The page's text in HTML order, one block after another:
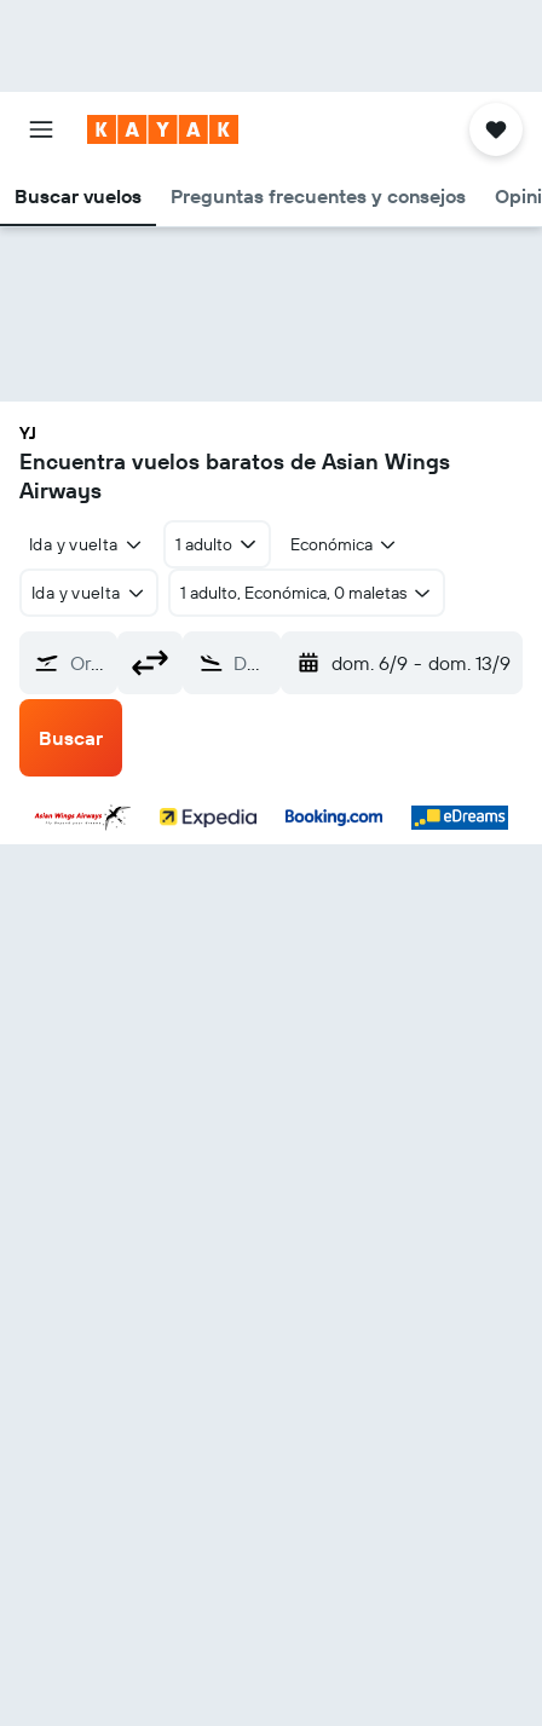
Buscar vuelos Preguntas frecuentes y consejos
YJ
Encuentra vuelos baratos de Asian Wings
Airways
Ida y vuelta 1 adulto Económica
Ida y vuelta 1 adulto, Económica, 0 maletas
Origen Destino dom. 6/9 - dom. 13/9
Buscar